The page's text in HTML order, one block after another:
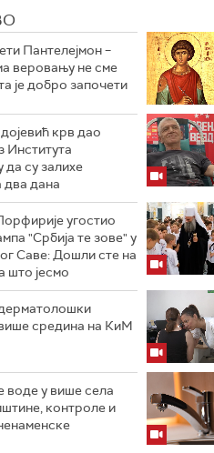
Пантелејмон –
веровању не сме
је добро започети
крв дао
Института
да су залихе
дана
угостио
"Србија те зове" у
Саве: Дошли сте на
што јесмо
средина на КиМ
воде у више села
контроле и